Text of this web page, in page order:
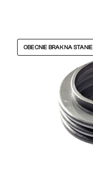
OBECNIE BRAK NA STANIE